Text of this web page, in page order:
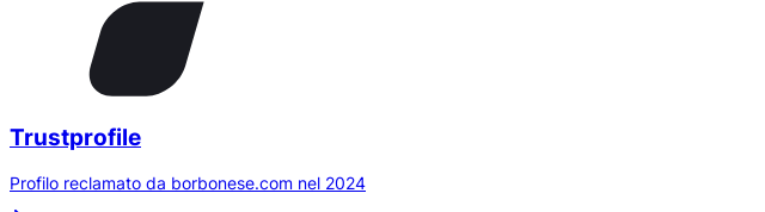
Trustprofile
Profilo reclamato da borbonese.com nel 2024